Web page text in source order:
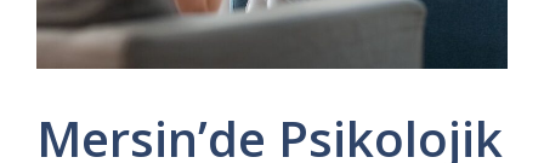
Mersin’de Psikolojik